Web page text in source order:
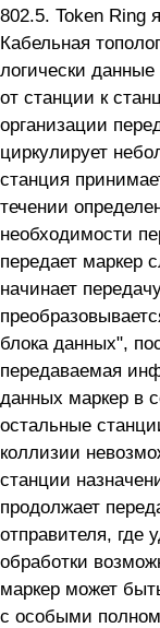
802.5. Token Ring
Кабельная
логически
от станции к
организации
циркулирует
станция
течении
необходимости
передает маркер
начинает
блока данных",
передаваемая
данных маркер в
остальные
коллизии
станции
продолжает
отправителя, где
обработки
маркер может
с особыми